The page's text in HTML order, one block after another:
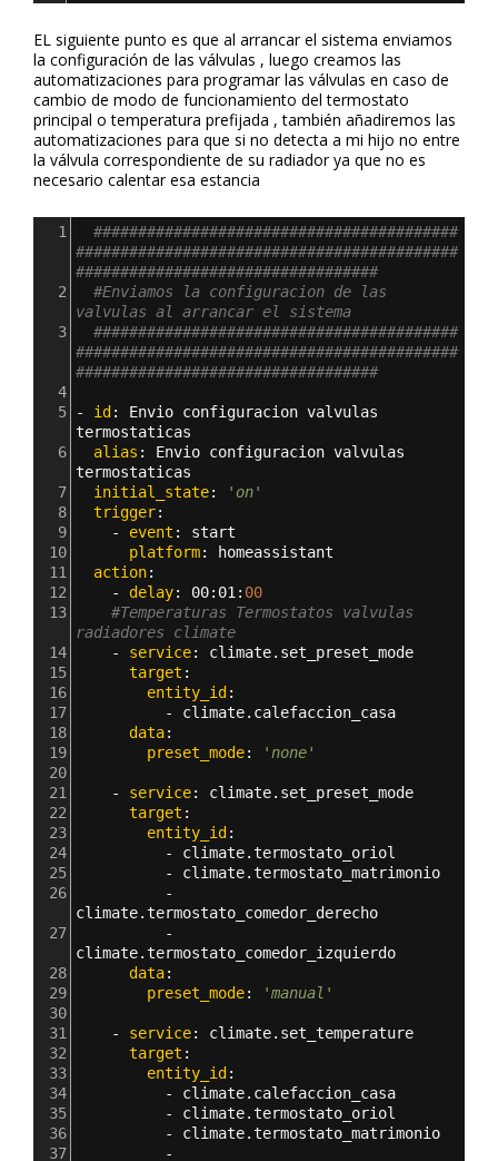
EL siguiente punto es que al arrancar el sistema enviamos
la configuración de las válvulas , luego creamos las
automatizaciones para programar las válvulas en caso de
cambio de modo de funcionamiento del termostato
principal o temperatura prefijada , también añadiremos las
automatizaciones para que si no detecta a mi hijo no entre
la válvula correspondiente de su radiador ya que no es
necesario calentar esa estancia
1
#########################################
###########################################
##################################
2
#Enviamos la configuracion de las
valvulas al arrancar el sistema
3
#########################################
###########################################
##################################
4
5
- id : Envio configuracion valvulas
6
  alias
: Envio configuracion valvulas
7
  initial_state
:
'on'
8
  trigger
:
9
- event : start
10
platform:
11
  action
:
12
- delay: 00: 01 : 00
13
#Temperaturas Termostatos valvulas
radiadores climate
14
- service: climate.set_preset_mode
15
target :
16
entity_id
17
- climate.calefaccion_casa
18
data:
19
preset_mode:
'none'
20
21
- service: climate.set_preset_mode
22
target :
23
entity_id
24
- climate.termostato_oriol
25
- climate.termostato_matrimonio
26
climate.termostato_comedor_derecho
27
climate.termostato_comedor_izquierdo
28
data:
29
preset_mode:
'manual'
30
31
- service: climate.set_temperature
32
target :
33
entity_id
34
- climate.calefaccion_casa
35
- climate.termostato_oriol
36
- climate.termostato_matrimonio
37